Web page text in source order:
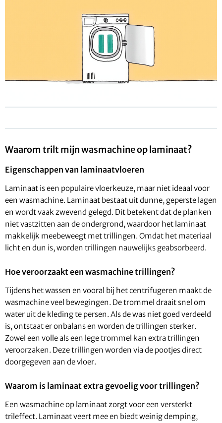
Waarom trilt mijn wasmachine op laminaat?
Eigenschappen van laminaatvloeren
Laminaat is een populaire vloerkeuze, maar niet ideaal voor
een wasmachine. Laminaat bestaat uit dunne, geperste lagen
en wordt vaak zwevend gelegd. Dit betekent dat de planken
niet vastzitten aan de ondergrond, waardoor het laminaat
makkelijk meebeweegt met trillingen. Omdat het materiaal
licht en dun is, worden trillingen nauwelijks geabsorbeerd.
Hoe veroorzaakt een wasmachine trillingen?
Tijdens het wassen en vooral bij het centrifugeren maakt de
wasmachine veel bewegingen. De trommel draait snel om
water uit de kleding te persen. Als de was niet goed verdeeld
is, ontstaat er onbalans en worden de trillingen sterker.
Zowel een volle als een lege trommel kan extra trillingen
veroorzaken. Deze trillingen worden via de pootjes direct
doorgegeven aan de vloer.
Waarom is laminaat extra gevoelig voor trillingen?
Een wasmachine op laminaat zorgt voor een versterkt
trileffect. Laminaat veert mee en biedt weinig demping,